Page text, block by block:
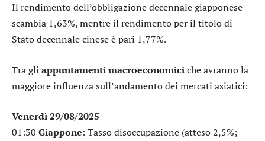
Il rendimento dell’obbligazione decennale giapponese
scambia 1,63%, mentre il rendimento per il titolo di
Stato decennale cineseè pari 1,77%.
Tra gli appuntamenti macroeconomiciche avranno la
maggiore influenza sull’andamento dei mercati asiatici:
Venerdì 29/08/2025
01:30 Giappone: Tasso disoccupazione (atteso 2,5%;